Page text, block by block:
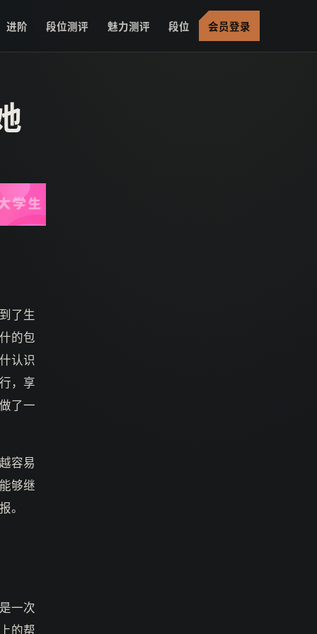
进阶 段位测评 魅力测评 段位 会员登录
了生
的包
认识
，享
了一
容易
够继
。
一次
的帮